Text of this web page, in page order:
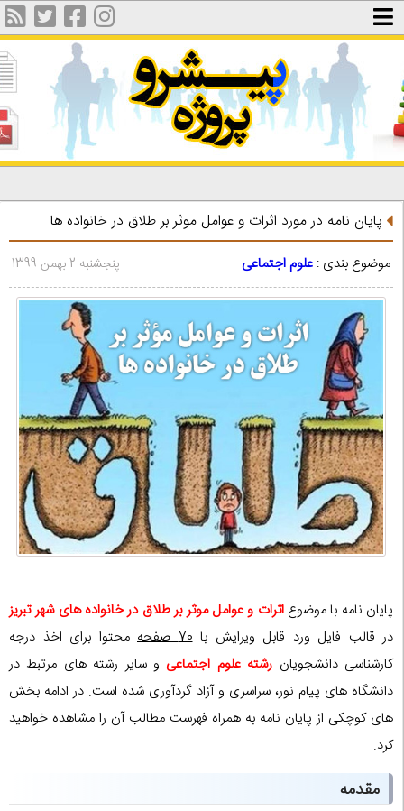
پایان نامه در مورد اثرات و عوامل موثر بر طلاق در خانواده ها
موضوع بندی : علوم اجتماعی پنجشنبه 2 بهمن 1399
پایان نامه با موضوع اثرات و عوامل موثر بر طلاق در خانواده های شهر تبریز
در قالب فایل ورد قابل ویرایش با 70 صفحه
محتوا برای اخذ درجه
کارشناسی دانشجویان رشته علوم اجتماعی و سایر رشته های مرتبط در
دانشگاه های پیام نور، سراسری و آزاد گردآوری شده است. در ادامه بخش
های کوچکی از پایان نامه به همراه فهرست مطالب آن را مشاهده خواهید
کرد.
مقدمه